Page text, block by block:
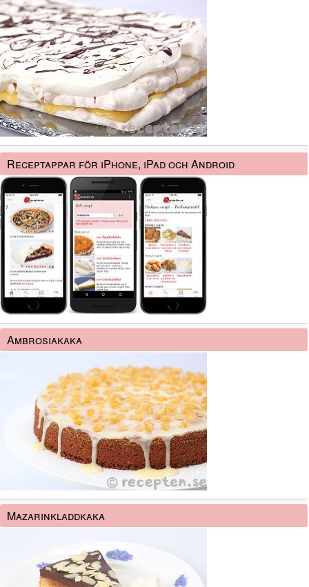
Receptappar för iPhone, iPad och Android
Ambrosiakaka
Mazarinkladdkaka